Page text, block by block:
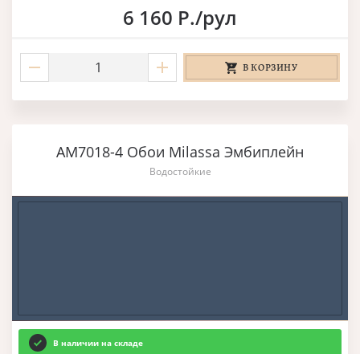
6 160 Р./рул
В КОРЗИНУ
AM7018-4 Обои Milassa Эмбиплейн
Водостойкие
В наличии на складе